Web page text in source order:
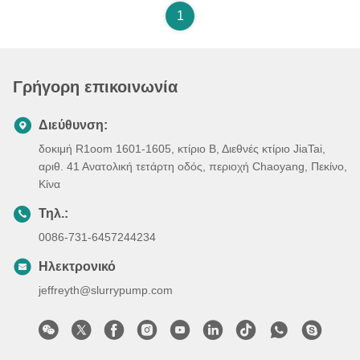
1
Γρήγορη επικοινωνία
Διεύθυνση:
δοκιμή R1oom 1601-1605, κτίριο Β, Διεθνές κτίριο JiaTai,
αριθ. 41 Ανατολική τετάρτη οδός, περιοχή Chaoyang, Πεκίνο,
Κίνα
Τηλ.:
0086-731-6457244234
Ηλεκτρονικό
jeffreyth@slurrypump.com